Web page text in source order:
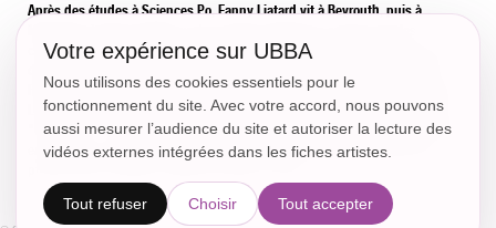
Après des études à Sciences Po, Fanny Liatard vit à Beyrouth, puis à
changements urbains. C'est ainsi qu'elle se forme à la vidéo, d'abord sur
Ruche, résidence d'écriture de scénario de Gindou Cinéma. En 2015, Fanny
Liatard écrit et réalise avec Jérémy Trouilh deux court-métrages de fiction,
"Gagarine" et "La République des enchanteurs". Ils travaillent aujourd'hui
en binôme sur d'autres projets de fiction et développent ensemble leur
Votre expérience sur UBBA
Nous utilisons des cookies essentiels pour le
fonctionnement du site. Avec votre accord, nous pouvons
aussi mesurer l’audience du site et autoriser la lecture des
vidéos externes intégrées dans les fiches artistes.
Tout refuser Choisir Tout accepter